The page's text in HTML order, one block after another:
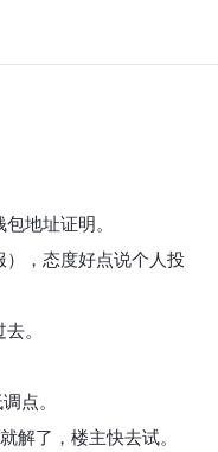
地址证明。
，态度好点说个人投
。
点。
解了，楼主快去试。